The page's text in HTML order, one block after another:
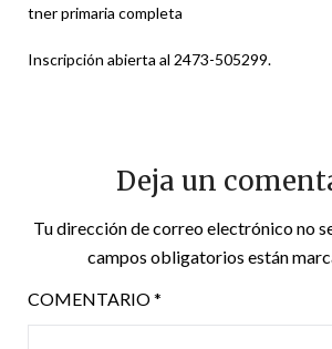
tner primaria completa
Inscripción abierta al 2473-505299.
Deja un
Tu dirección de correo electrónico no
campos obligatorios están
COMENTARIO*